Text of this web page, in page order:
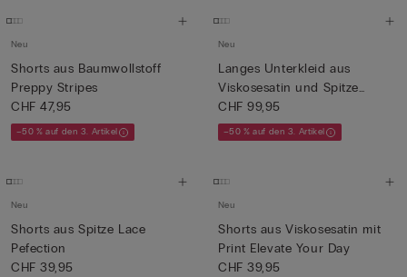
Neu
Shorts aus Baumwollstoff
Preppy Stripes
CHF 47,95
–50 % auf den 3. Artikel
Neu
Langes Unterkleid aus
Viskosesatin und Spitze
Lace...
CHF 99,95
–50 % auf den 3. Artikel
Neu
Shorts aus Spitze Lace
Pefection
CHF 39,95
Neu
Shorts aus Viskosesatin mit
Print Elevate Your Day
CHF 39,95